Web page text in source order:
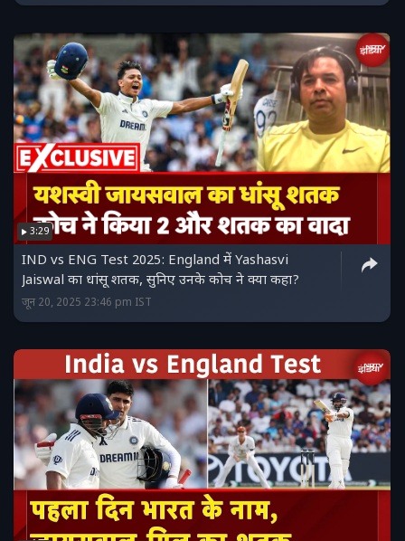
3:29
IND vs ENG Test 2025: England में Yashasvi
Jaiswal का धांसू शतक, सुनिए उनके कोच ने क्या कहा?
जून 20, 2025 23:46 pm IST